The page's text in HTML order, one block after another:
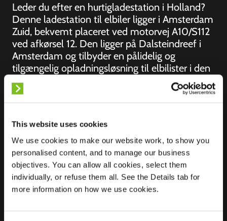
This website uses cookies
We use cookies to make our website work, to show you
personalised content, and to manage our business
objectives. You can allow all cookies, select them
individually, or refuse them all. See the Details tab for
more information on how we use cookies.
Leder du efter en hurtigladestation i Holland?
Denne ladestation til elbiler ligger i Amsterdam
Zuid, bekvemt placeret ved motorvej A10/S112
ved afkørsel 12. Den ligger på Dalsteindreef i
Amsterdam og tilbyder en pålidelig og
tilgængelig opladningsløsning til elbilister i den
sydlige del af byen og de omkringliggende
områder.
Beliggenhed
Dalsteindreef 328
1102 WZ
Amsterdam
Holland
Ultra-Fast
5 of 6 available